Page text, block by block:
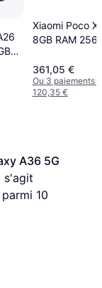
Xiaomi Poco
8GB RAM
361,05 €
Ou 3 paiements
120,35 €
A36 5G
s'agit
10